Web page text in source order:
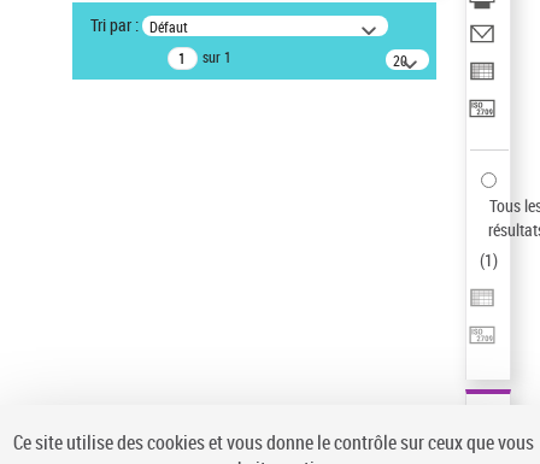
Statut de la notice d’autorité
Notice élémentaire
Type de notice d'autorité
Tri par : Défaut
sur 1
20
résultats/page
Tous
(1)
Ce site utilise des cookies et vous donne le contrôle sur ceux que vous